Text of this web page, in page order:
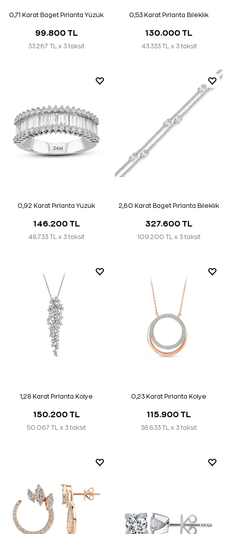
0,71 Karat Baget Pırlanta Yüzük
99.800 TL
33.267 TL x 3 taksit
0,53 Karat Pırlanta Bileklik
130.000 TL
43.333 TL x 3 taksit
0,92 Karat Pırlanta Yüzük
146.200 TL
48.733 TL x 3 taksit
2,60 Karat Baget Pırlanta Bileklik
327.600 TL
109.200 TL x 3 taksit
1,28 Karat Pırlanta Kolye
150.200 TL
50.067 TL x 3 taksit
0,23 Karat Pırlanta Kolye
115.900 TL
38.633 TL x 3 taksit